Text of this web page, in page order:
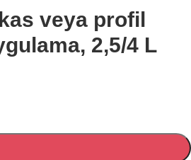
veya profil
2,5/4 L